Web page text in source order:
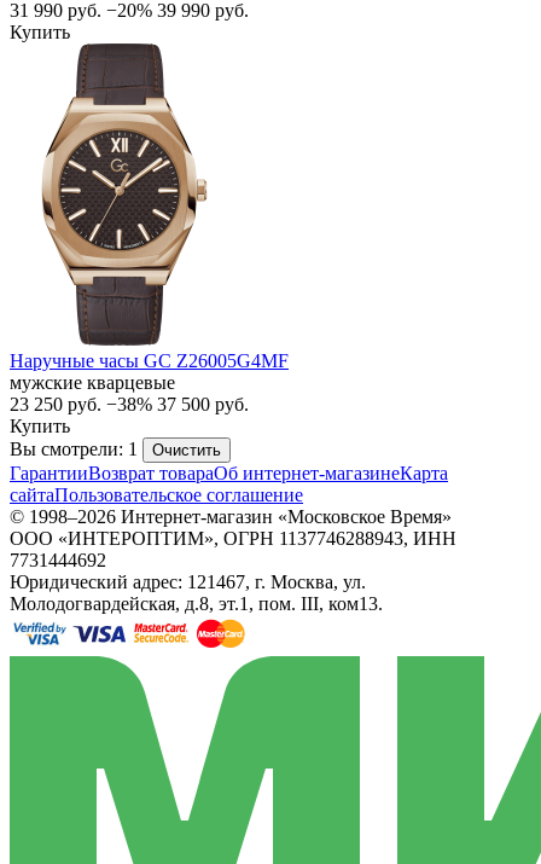
31 990 руб. −20% 39 990 руб.
Купить
Наручные часы GC Z26005G4MF
мужские кварцевые
23 250 руб. −38% 37 500 руб.
Купить
Вы смотрели: 1
Очистить
ГарантииВозврат товараОб интернет-магазинеКарта
сайтаПользовательское соглашение
© 1998–2026 Интернет-магазин «Московское Время»
ООО «ИНТЕРОПТИМ», ОГРН 1137746288943, ИНН
7731444692
Юридический адрес: 121467, г. Москва, ул.
Молодогвардейская, д.8, эт.1, пом. III, ком13.